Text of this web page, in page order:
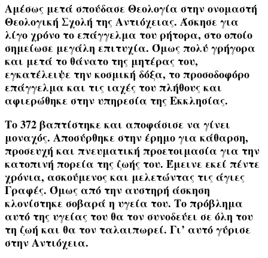
Αμέσως μετά σπούδασε Θεολογία στην ονομαστή
Θεολογική Σχολή της Αντιόχειας. Άσκησε για
λίγο χρόνο το επάγγελμα του ρήτορα, στο οποίο
σημείωσε μεγάλη επιτυχία. Όμως πολύ γρήγορα
και μετά το θάνατο της μητέρας του,
εγκατέλειψε την κοσμική δόξα, το προσοδοφόρο
επάγγελμα και τις ιαχές του πλήθους και
αφιερώθηκε στην υπηρεσία της Εκκλησίας.
Το 372 βαπτίστηκε και αποφάσισε να γίνει
μοναχός. Αποσύρθηκε στην έρημο για κάθαρση,
προσευχή και πνευματική προετοιμασία για την
κατοπινή πορεία της ζωής του. Έμεινε εκεί πέντε
χρόνια, ασκούμενος και μελετώντας τις άγιες
Γραφές. Όμως από την αυστηρή άσκηση
κλονίστηκε σοβαρά η υγεία του. Το πρόβλημα
αυτό της υγείας του θα τον συνοδεύει σε όλη του
τη ζωή και θα τον ταλαιπωρεί. Γι’ αυτό γύρισε
στην Αντιόχεια.